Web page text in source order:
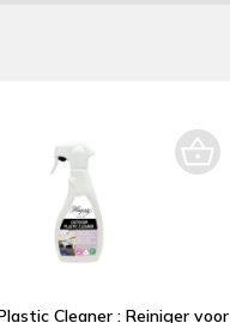
Cleaner : Reiniger voor